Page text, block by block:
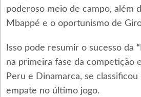
poderoso meio de campo, além
Mbappé e o oportunismo de
Isso pode resumir o sucesso da
na primeira fase da competição
Peru e Dinamarca, se
empate no último jogo.